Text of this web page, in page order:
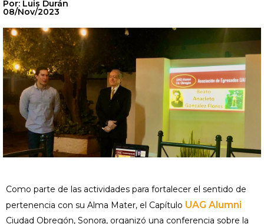
Por: Luis Durán
08/Nov/2023
Como parte de las actividades para fortalecer el sentido de
pertenencia con su Alma Mater, el Capítulo UAG Alumni
Ciudad Obregón, Sonora, organizó una conferencia sobre la